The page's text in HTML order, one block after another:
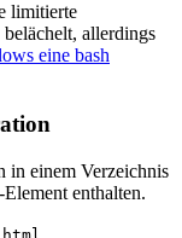
limitierte
allerdings
eine bash
einem Verzeichnis
-Element enthalten.